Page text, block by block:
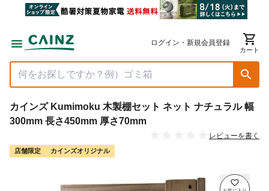
ログイン・新規会員登録
カート
カインズ Kumimoku 木製棚セット ネット ナチュラル 幅
300mm 長さ450mm 厚さ70mm
レビューを書く
店舗限定 カインズオリジナル